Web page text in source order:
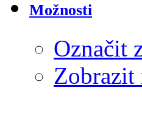
Možnosti
Označit
Zobrazit